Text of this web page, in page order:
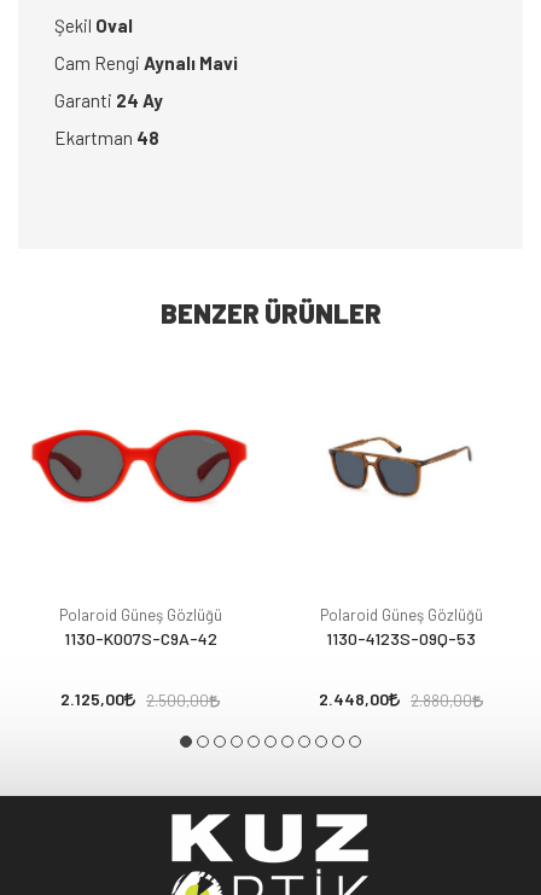
Şekil Oval
Cam Rengi Aynalı Mavi
Garanti 24 Ay
Ekartman 48
BENZER ÜRÜNLER
Polaroid Güneş Gözlüğü
1130-K007S-C9A-42
2.125,00 2.500,00
Polaroid Güneş Gözlüğü
1130-4123S-09Q-53
2.448,00 2.880,00